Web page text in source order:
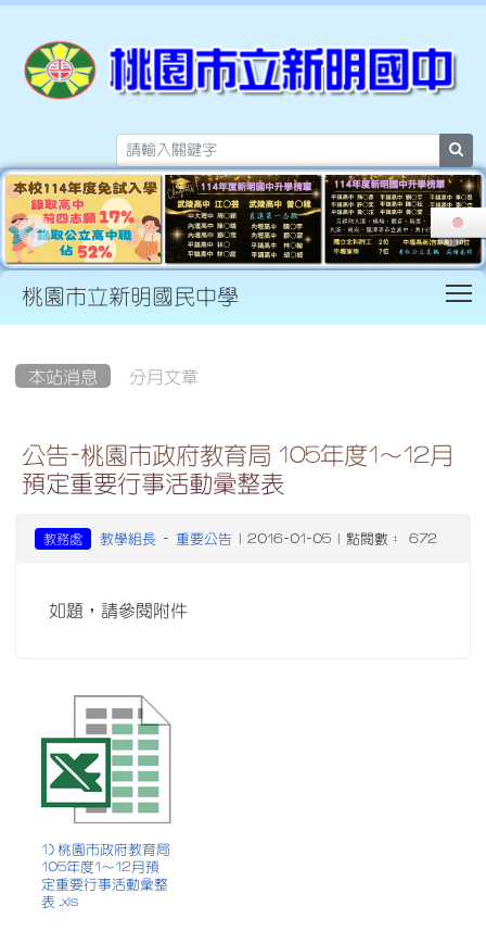
桃園市立新明國民中學
本站消息 分月文章
公告-桃園市政府教育局 105年度1～12月
預定重要行事活動彙整表
教務處 教學組長 - 重要公告 | 2016-01-05 | 點閱數： 672
如題，請參閱附件
1) 桃園市政府教育局
105年度1～12月預
定重要行事活動彙整
表 .xls